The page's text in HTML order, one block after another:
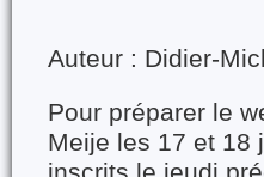
Auteur : Didier-
Pour préparer le
Meije les 17 et 18